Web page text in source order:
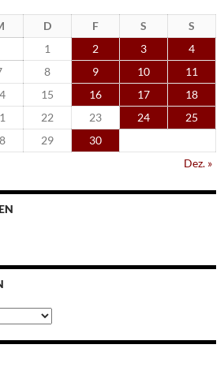
D F S
S
1
2 3
4
8 9 10
11
15 16 17
18
22 23 24
25
29
30
Dez. »